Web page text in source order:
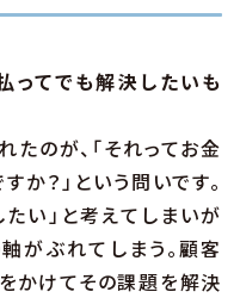
ってでも解決したいも
たのが、「それってお金
？」という問いです。
い」と考えてしまいが
がぶれてしまう。顧客
かけてその課題を解決